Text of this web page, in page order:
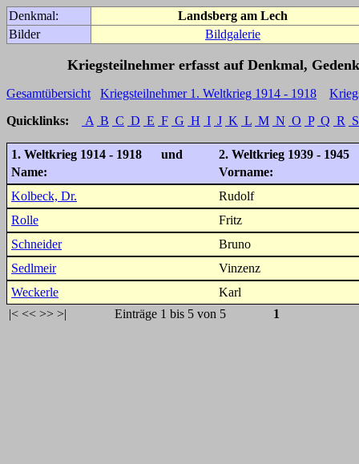
Denkmal:
Landsberg am Lech
Bilder
Bildgalerie
Kriegsteilnehmer erfasst auf Denkmal,
Gesamtübersicht Kriegsteilnehmer 1. Weltkrieg 1914 - 1918
Quicklinks:
A B C D E F G H I J K L M N O P Q R S
1. Weltkrieg 1914 - 1918 und
2. Weltkrieg 1939 - 1945
Name:
Vorname:
Kolbeck, Dr.
Rudolf
Rolle
Fritz
Schneider
Bruno
Sedlmeir
Vinzenz
Weckerle
Karl
|< << >> >| Einträge 1 bis 5 von 5 1